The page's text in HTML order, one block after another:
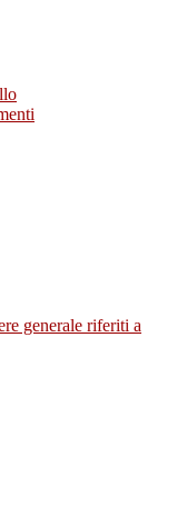
generale riferiti a